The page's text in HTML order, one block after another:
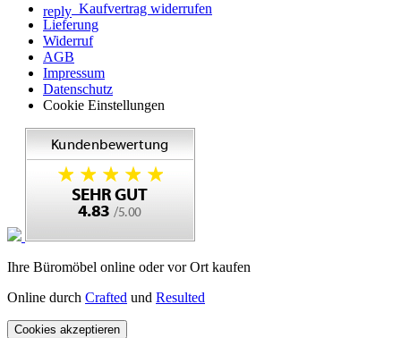
reply Kaufvertrag widerrufen
Lieferung
Widerruf
AGB
Impressum
Datenschutz
Cookie Einstellungen
Ihre Büromöbel online oder vor Ort kaufen
Online durch Crafted und Resulted
Cookies akzeptieren